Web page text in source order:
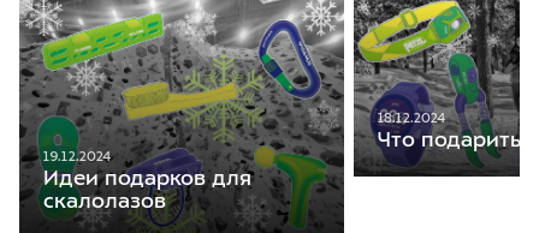
19.12.2024
Идеи подарков для
скалолазов
18.12.2024
Что подарить